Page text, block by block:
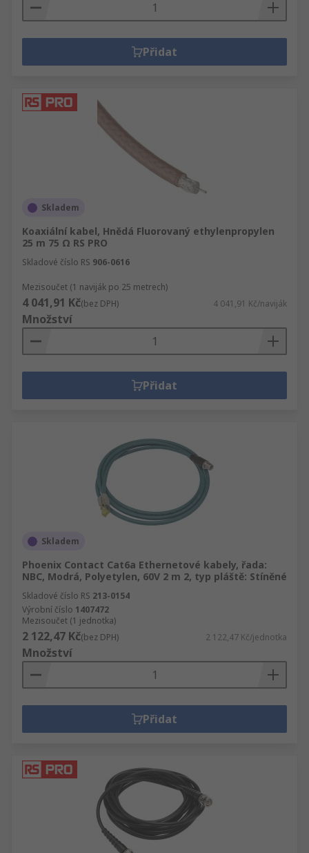
Přidat
Skladem
Koaxiální kabel, Hnědá Fluorovaný ethylenpropylen
25 m 75 Ω RS PRO
Skladové číslo RS 906-0616
Mezisoučet (1 naviják po 25 metrech)
4 041,91 Kč(bez DPH) 4 041,91 Kč/naviják
Množství
Přidat
Skladem
Phoenix Contact Cat6a Ethernetové kabely, řada:
NBC, Modrá, Polyetylen, 60V 2 m 2, typ pláště: Stíněné
Skladové číslo RS 213-0154
Výrobní číslo 1407472
Mezisoučet (1 jednotka)
2 122,47 Kč(bez DPH) 2 122,47 Kč/jednotka
Množství
Přidat